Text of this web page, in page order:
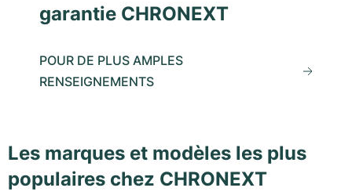
garantie CHRONEXT
POUR DE PLUS AMPLES
RENSEIGNEMENTS
Les marques et modèles les plus
populaires chez CHRONEXT